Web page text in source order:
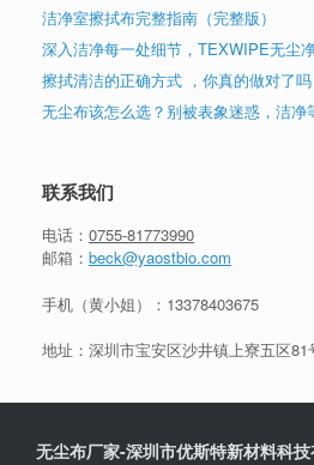
洁净室擦拭布完整指南（完整版）
深入洁净每一处细节，TEXWIPE无尘
擦拭清洁的正确方式 ，你真的做对了吗
无尘布该怎么选？别被表象迷惑，洁净
联系我们
电话： 0755-81773990
邮箱： beck@yaostbio.com
手机（黄小姐）： 13378403675
地址：深圳市宝安区沙井镇上寮五区81
无尘布厂家-深圳市优斯特新材料科